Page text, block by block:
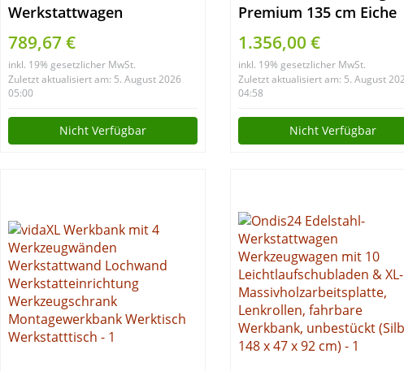
Werkstattwagen
MECHANIC PLUS,
Werkzeugwagen mit 6
Schubladen und
Holzplatte, Rollwagen,
leer, R20150006
789,67 €
inkl. 19% gesetzlicher MwSt.
Zuletzt aktualisiert am: 5. August 2026
05:00
Nicht Verfügbar
Premium 135 cm Eiche
1.356,00 €
inkl. 19% gesetzlicher MwSt.
Zuletzt aktualisiert am: 5. August
04:58
Nicht Verfügbar